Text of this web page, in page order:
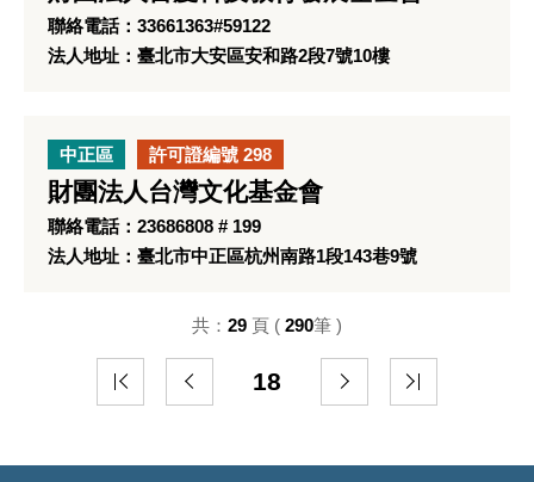
聯絡電話：33661363#59122
法人地址：臺北市大安區安和路2段7號10樓
中正區 許可證編號 298
財團法人台灣文化基金會
聯絡電話：23686808 # 199
法人地址：臺北市中正區杭州南路1段143巷9號
18
共： 29 頁 ( 290筆 )